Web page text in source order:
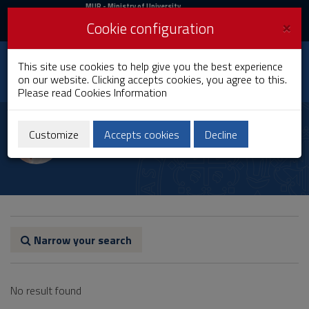
Skip
Content
to
Go
MIUR
Login
MUR- Ministry of University
Login UniCA News
Toggle
navigation
University of
Cagliari
Roberto Puggioni
Narrow your search
No result found
×
Cookie configuration
This site use cookies to help give you the best experience
on our website. Clicking accepts cookies, you agree to this.
Please read Cookies Information
Customize Accepts cookies Decline